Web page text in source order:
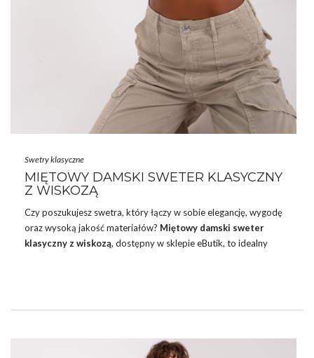
Swetry klasyczne
MIĘTOWY DAMSKI SWETER KLASYCZNY
Z WISKOZĄ
Czy poszukujesz swetra, który łączy w sobie elegancję, wygodę
oraz wysoką jakość materiałów? Miętowy damski sweter
klasyczny z wiskozą, dostępny w sklepie eButik, to idealny
i wybierz coś dla siebie! Nie tylko miętowy klasyczny, ale całą
gamę wielobarwnych oraz unikalnych …